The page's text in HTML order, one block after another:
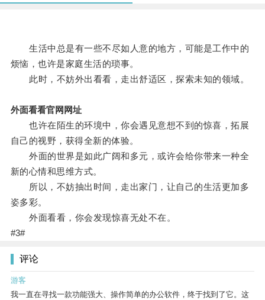
生活中总是有一些不尽如人意的地方，可能是工作中的
烦恼，也许是家庭生活的琐事。
此时，不妨外出看看，走出舒适区，探索未知的领域。
外面看看官网网址
也许在陌生的环境中，你会遇见意想不到的惊喜，拓展
自己的视野，获得全新的体验。
外面的世界是如此广阔和多元，或许会给你带来一种全
新的心情和思维方式。
所以，不妨抽出时间，走出家门，让自己的生活更加多
姿多彩。
外面看看，你会发现惊喜无处不在。
#3#
评论
游客
我一直在寻找一款功能强大、操作简单的办公软件，终于找到了它。这